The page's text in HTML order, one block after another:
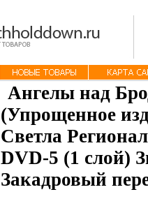
Ангелы над
(Упрощенное
Светла
DVD-5 (1 слой)
Закадровый